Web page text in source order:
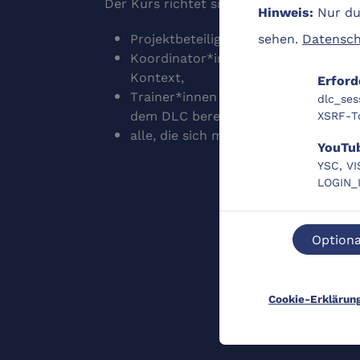
Hinweis: Nur
sehen.
XSRF-
YSC,
Cookie-
Projektbeteiligte in den
Koordinator*innen oder
Kontext,
Trainer*innen und weitere
dem DLC bereitstellen und
alle, die sich mit anderen DLC-